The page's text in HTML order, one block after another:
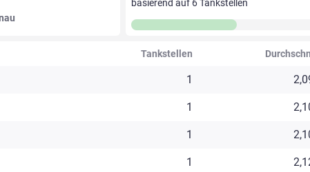
basierend auf 6Tankstellen
Tankstellen
1
1
1
1